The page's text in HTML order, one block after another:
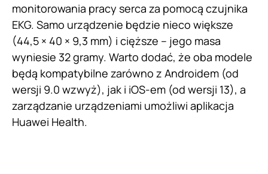
monitorowania pracy serca za pomocą czujnika
EKG. Samo urządzenie będzie nieco większe
(44,5 × 40 × 9,3 mm) i cięższe – jego masa
wyniesie 32 gramy. Warto dodać, że oba modele
będą kompatybilne zarówno z Androidem (od
wersji 9.0 wzwyż), jak i iOS-em (od wersji 13), a
zarządzanie urządzeniami umożliwi aplikacja
Huawei Health.